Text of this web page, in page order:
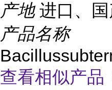
产地 进口、
产品名称
查看相似产品